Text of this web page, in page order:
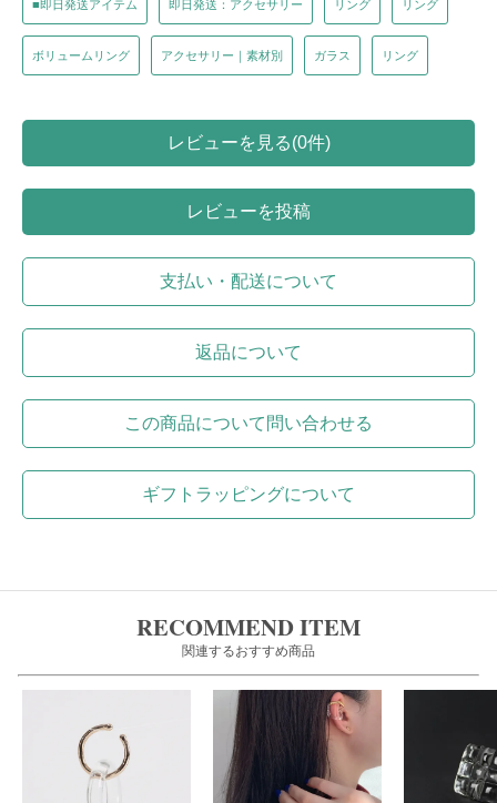
■即日発送アイテム 即日発送：アクセサリー リング リング
ボリュームリング アクセサリー｜素材別 ガラス リング
レビューを見る(0件)
レビューを投稿
支払い・配送について
返品について
この商品について問い合わせる
ギフトラッピングについて
RECOMMEND ITEM
関連するおすすめ商品